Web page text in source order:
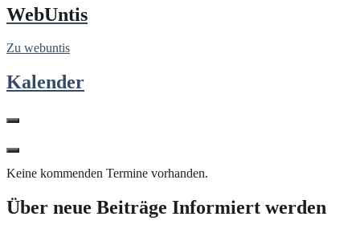
WebUntis
Zu webuntis
Kalender
Keine kommenden Termine vorhanden.
Über neue Beiträge Informiert werden